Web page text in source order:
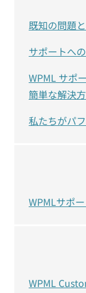
既知の問題
サポートへ
WPML サポ
簡単な解決
私たちがパ
WPMLサポ
WPML